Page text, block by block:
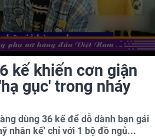
kế khiến cơn giận
gục' trong nháy
dùng 36 kế để dỗ dành bạn gái
nhân kế' chỉ với 1 bộ đồ ngủ...